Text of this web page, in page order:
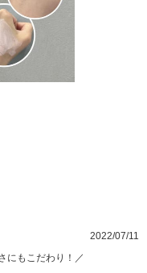
2022/07/11
にもこだわり！／